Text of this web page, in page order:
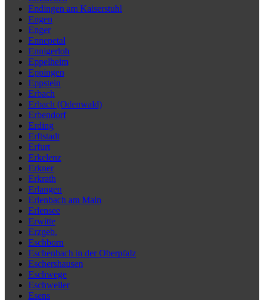
Endingen am Kaiserstuhl
Engen
Enger
Ennepetal
Ennigerloh
Eppelheim
Eppingen
Eppstein
Erbach
Erbach (Odenwald)
Erbendorf
Erding
Erftstadt
Erfurt
Erkelenz
Erkner
Erkrath
Erlangen
Erlenbach am Main
Erlensee
Erwitte
Erzgeb.
Eschborn
Eschenbach in der Oberpfalz
Eschershausen
Eschwege
Eschweiler
Esens